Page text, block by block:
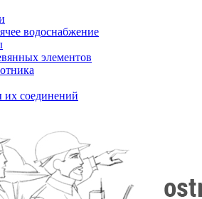
водоснабжение
элементов
соединений